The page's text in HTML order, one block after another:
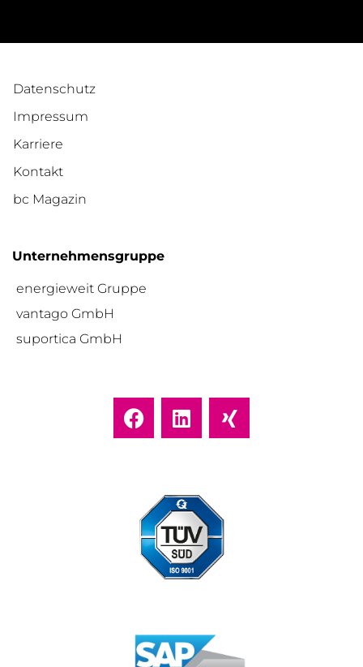
Datenschutz
Impressum
Karriere
Kontakt
bc Magazin
Unternehmensgruppe
energieweit Gruppe
vantago GmbH
suportica GmbH